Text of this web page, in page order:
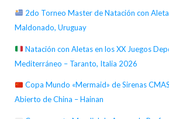
2do Torneo Master de Natación con
Maldonado, Uruguay
Natación con Aletas en los XX Juegos
Mediterráneo – Taranto, Italia 2026
Copa Mundo «Mermaid» de Sirenas
Abierto de China – Hainan